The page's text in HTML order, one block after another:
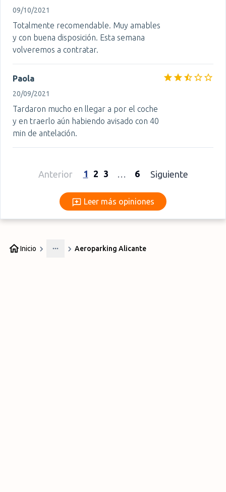
09/10/2021
Totalmente recomendable. Muy amables
y con buena disposición. Esta semana
volveremos a contratar.
Paola
20/09/2021
Tardaron mucho en llegar a por el coche
y en traerlo aún habiendo avisado con 40
min de antelación.
Anterior 1 2 3 … 6 Siguiente
Leer más opiniones
Leer más opiniones
Inicio
More
Aeroparking Alicante